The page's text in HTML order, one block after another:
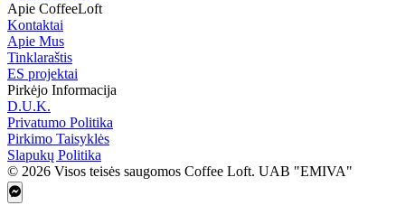
Tue Dec 17 2024 16:55:45 GMT+0000 (Coordinated Universal
Apie CoffeeLoft
Kontaktai
Apie Mus
Tinklaraštis
ES projektai
Pirkėjo Informacija
D.U.K.
Privatumo Politika
Pirkimo Taisyklės
Slapukų Politika
© 2026 Visos teisės saugomos Coffee Loft. UAB "EMIVA"